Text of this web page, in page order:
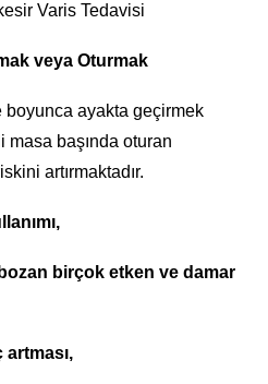
Varis Tedavisi
veya Oturmak
boyunca ayakta geçirmek
başında oturan
artırmaktadır.
birçok etken ve damar
artması,